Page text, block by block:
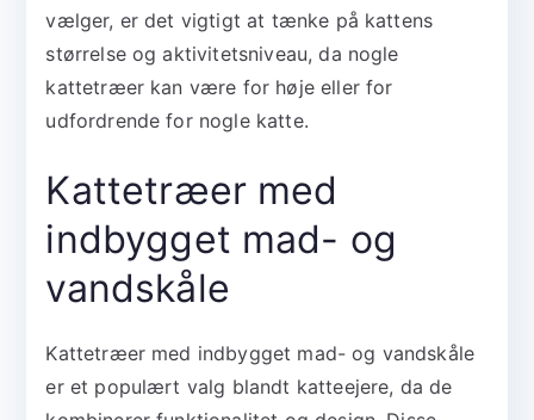
vælger, er det vigtigt at tænke på kattens
størrelse og aktivitetsniveau, da nogle
kattetræer kan være for høje eller for
udfordrende for nogle katte.
Kattetræer med
indbygget mad- og
vandskåle
Kattetræer med indbygget mad- og vandskåle
er et populært valg blandt katteejere, da de